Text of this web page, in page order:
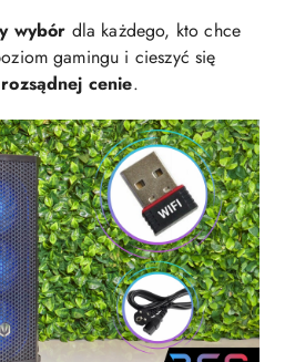
wybór dla każdego, kto chce
gamingu i cieszyć się
rozsądnej cenie.